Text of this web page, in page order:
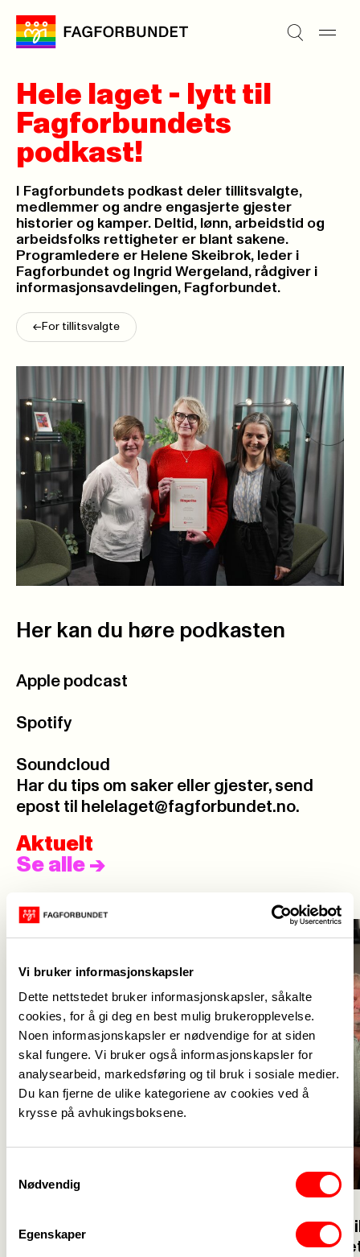
Vi bruker informasjonskapsler
Dette nettstedet bruker informasjonskapsler, såkalte
cookies, for å gi deg en best mulig brukeropplevelse.
Noen informasjonskapsler er nødvendige for at siden
skal fungere. Vi bruker også informasjonskapsler for
analysearbeid, markedsføring og til bruk i sosiale medier.
Du kan fjerne de ulike kategoriene av cookies ved å
krysse på avhukingsboksene.
Nødvendig
Egenskaper
Hele laget - lytt til
Fagforbundets
podkast!
I Fagforbundets podkast deler tillitsvalgte,
medlemmer og andre engasjerte gjester
historier og kamper. Deltid, lønn, arbeidstid og
arbeidsfolks rettigheter er blant sakene.
Programledere er Helene Skeibrok, leder i
Fagforbundet og Ingrid Wergeland, rådgiver i
informasjonsavdelingen, Fagforbundet.
<- For tillitsvalgte
Her kan du høre podkasten
Apple podcast
Spotify
Soundcloud
Har du tips om saker eller gjester, send
epost til
helelaget@fagforbundet.no.
Aktuelt
Se alle ->
22. juli: –Jeg synes ganske
mye har blitt verre.
Fra heltid